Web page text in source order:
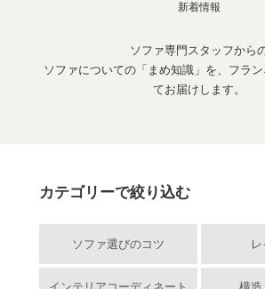
新着情報
ソファ専門スタッフから
ソファについての「まめ知識」を、フラ
てお届けします。
カテゴリーで絞り込む
ソファ選びのコツ